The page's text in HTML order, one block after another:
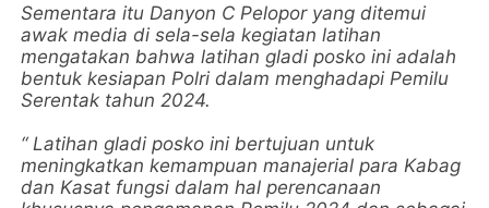
Sementara itu Danyon C Pelopor yang ditemui
awak media di sela-sela kegiatan latihan
mengatakan bahwa latihan gladi posko ini adalah
bentuk kesiapan Polri dalam menghadapi Pemilu
Serentak tahun 2024.
“ Latihan gladi posko ini bertujuan untuk
meningkatkan kemampuan manajerial para Kabag
dan Kasat fungsi dalam hal perencanaan